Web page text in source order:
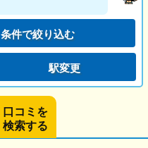
条件で絞り込む
駅変更
口コミを
検索する